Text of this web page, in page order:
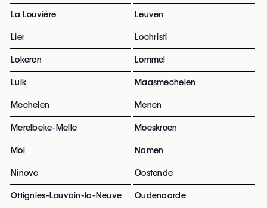
La Louvière Leuven
Lier Lochristi
Lokeren Lommel
Luik Maasmechelen
Mechelen Menen
Merelbeke-Melle Moeskroen
Mol Namen
Ninove Oostende
Ottignies-Louvain-la-Neuve Oudenaarde